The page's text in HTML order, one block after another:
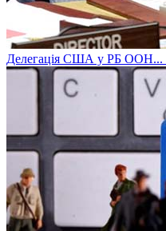
​Делегація США у РБ ООН...